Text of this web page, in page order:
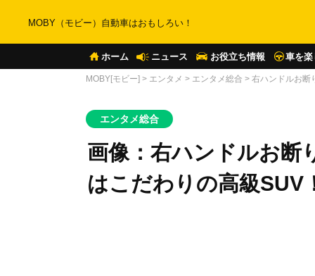
MOBY（モビー）自動車はおもしろい！
ホーム ニュース お役立ち情報 車を楽
MOBY[モビー] > エンタメ > エンタメ総合 > 右ハンドルお断
エンタメ総合
画像：右ハンドルお断
はこだわりの高級SUV